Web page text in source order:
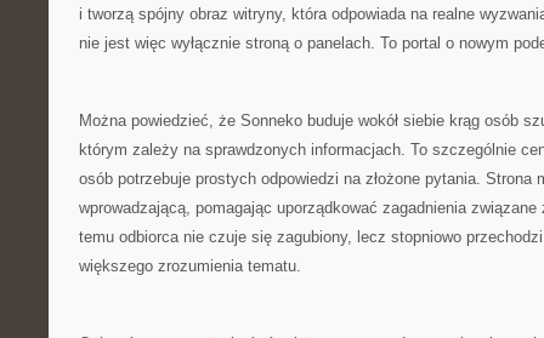
i tworzą spójny obraz witryny, która odpowiada na realne
nie jest więc wyłącznie stroną o panelach. To portal o nowym
Można powiedzieć, że Sonneko buduje wokół siebie krąg osób
którym zależy na sprawdzonych informacjach. To szczególnie
osób potrzebuje prostych odpowiedzi na złożone pytania. Strona
wprowadzającą, pomagając uporządkować zagadnienia
temu odbiorca nie czuje się zagubiony, lecz stopniowo
większego zrozumienia tematu.